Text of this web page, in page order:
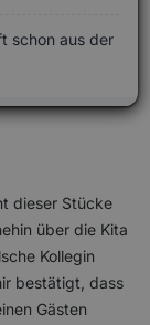
schon aus der
dieser Stücke
über die Kita
Kollegin
bestätigt, dass
Gästen